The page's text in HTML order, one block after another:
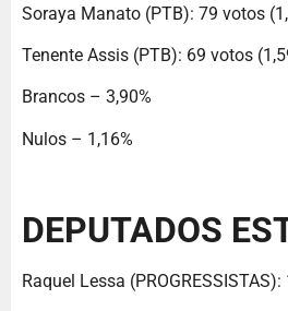
Soraya Manato (PTB): 79 votos
Tenente Assis (PTB): 69 votos
Brancos – 3,90%
Nulos – 1,16%
DEPUTADOS
Raquel Lessa